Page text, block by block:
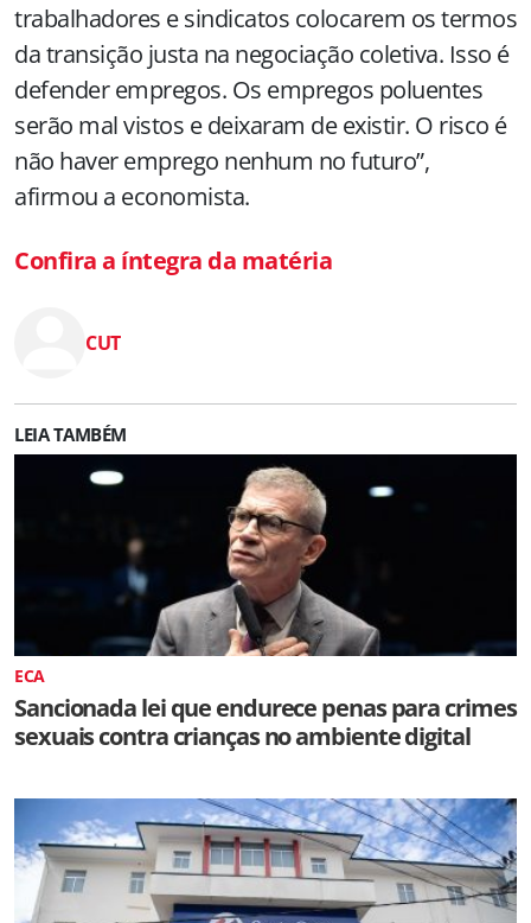
trabalhadores e sindicatos colocarem os termos
da transição justa na negociação coletiva. Isso é
defender empregos. Os empregos poluentes
serão mal vistos e deixaram de existir. O risco é
não haver emprego nenhum no futuro”,
afirmou a economista.
Confira a íntegra da matéria
CUT
LEIA TAMBÉM
ECA
Sancionada lei que endurece penas para crimes
sexuais contra crianças no ambiente digital